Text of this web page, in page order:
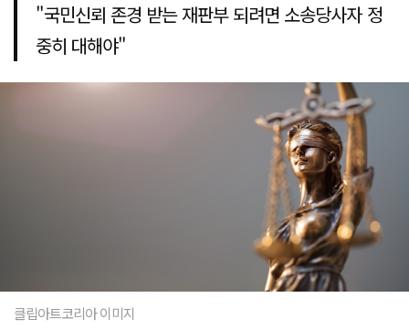
"국민신뢰 존경 받는 재판부 되려면 소송당사자 정
중히 대해야"
클립아트코리아 이미지